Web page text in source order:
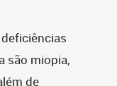
são miopia,
de